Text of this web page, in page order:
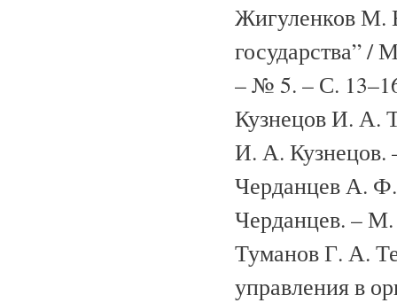
Жигуленков М.
государства” /
– № 5. – С.
Кузнецов И. А.
И. А. Кузнецов.
Черданцев А. Ф.
Черданцев. –
Туманов Г. А.
управления в